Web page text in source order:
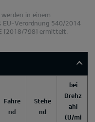
in einem
EU-Verordnung 540/2014
[2018/798] ermittelt.
Fahre
nd
Stehe
nd
bei
Drehz
ahl
(U/mi